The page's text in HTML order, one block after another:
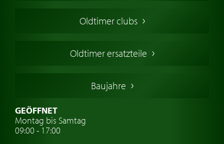
Englische Oldtimer
Deutsche Oldtimer
Schwedische Oldtimer
Oldtimer mit h-kennzeichen
Auto Oldtimer Markt
Oldtimer clubs
Oldtimer ersatzteile
Baujahre
GEÖFFNET
Montag bis Samtag
09:00 - 17:00